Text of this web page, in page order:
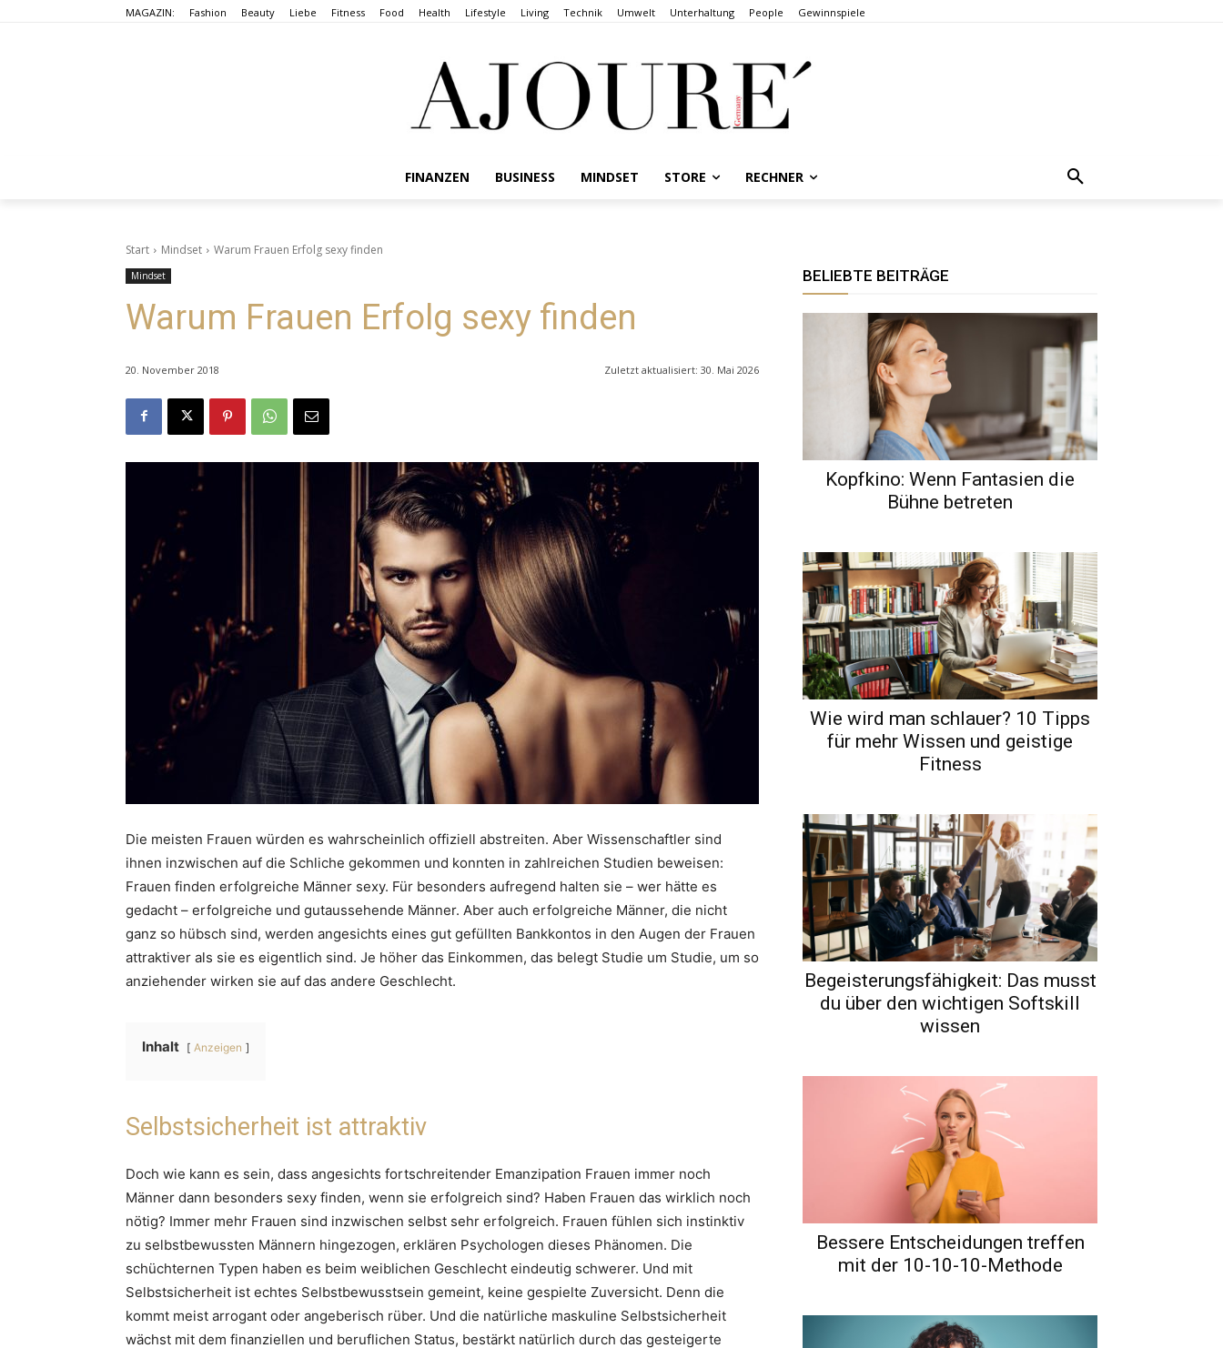
MAGAZIN: Fashion Beauty Liebe Fitness Food Health Lifestyle Living Technik Umwelt Unterhaltung People Gewinnspiele
FINANZEN BUSINESS MINDSET STORE RECHNER
Start Mindset Warum Frauen Erfolg sexy finden
Mindset
Warum Frauen Erfolg sexy finden
20. November 2018 Zuletzt aktualisiert: 30. Mai 2026
Die meisten Frauen würden es wahrscheinlich offiziell abstreiten. Aber Wissenschaftler sind
ihnen inzwischen auf die Schliche gekommen und konnten in zahlreichen Studien beweisen:
Frauen finden erfolgreiche Männer sexy. Für besonders aufregend halten sie – wer hätte es
gedacht – erfolgreiche und gutaussehende Männer. Aber auch erfolgreiche Männer, die nicht
ganz so hübsch sind, werden angesichts eines gut gefüllten Bankkontos in den Augen der Frauen
attraktiver als sie es eigentlich sind. Je höher das Einkommen, das belegt Studie um Studie, um so
anziehender wirken sie auf das andere Geschlecht.
Inhalt Anzeigen
Selbstsicherheit ist attraktiv
Doch wie kann es sein, dass angesichts fortschreitender Emanzipation Frauen immer noch
Männer dann besonders sexy finden, wenn sie erfolgreich sind? Haben Frauen das wirklich noch
nötig? Immer mehr Frauen sind inzwischen selbst sehr erfolgreich. Frauen fühlen sich instinktiv
zu selbstbewussten Männern hingezogen, erklären Psychologen dieses Phänomen. Die
schüchternen Typen haben es beim weiblichen Geschlecht eindeutig schwerer. Und mit
Selbstsicherheit ist echtes Selbstbewusstsein gemeint, keine gespielte Zuversicht. Denn die
kommt meist arrogant oder angeberisch rüber. Und die natürliche maskuline Selbstsicherheit
wächst mit dem finanziellen und beruflichen Status, bestärkt natürlich durch das gesteigerte
BELIEBTE BEITRÄGE
Kopfkino: Wenn Fantasien die
Bühne betreten
Wie wird man schlauer? 10 Tipps
für mehr Wissen und geistige
Fitness
Begeisterungsfähigkeit: Das musst
du über den wichtigen Softskill
wissen
Bessere Entscheidungen treffen
mit der 10-10-10-Methode